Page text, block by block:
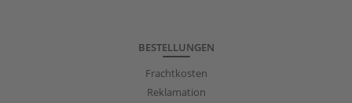
BESTELLUNGEN
Frachtkosten
Reklamation